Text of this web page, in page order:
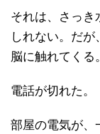
それは、さっき
しれない。だが
脳に触れてくる。
電話が切れた。
部屋の電気が、